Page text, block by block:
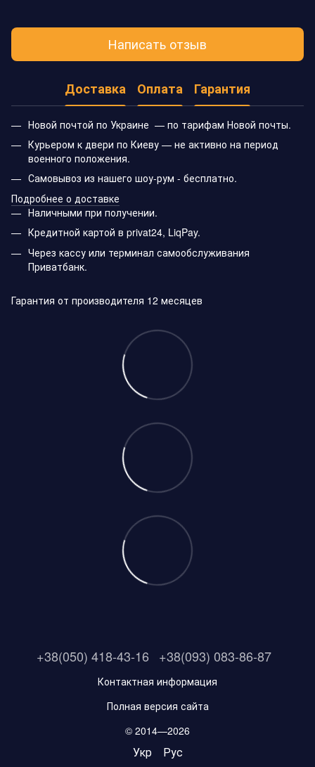
Написать отзыв
Доставка Оплата Гарантия
Новой почтой по Украине — по тарифам Новой почты.
Курьером к двери по Киеву — не активно на период
военного положения.
Самовывоз из нашего шоу-рум - бесплатно.
Подробнее о доставке
Наличными при получении.
Кредитной картой в privat24, LiqPay.
Через кассу или терминал самообслуживания
Приватбанк.
Гарантия от производителя 12 месяцев
+38(050) 418-43-16 +38(093) 083-86-87
Контактная информация
Полная версия сайта
© 2014—2026
Укр Рус